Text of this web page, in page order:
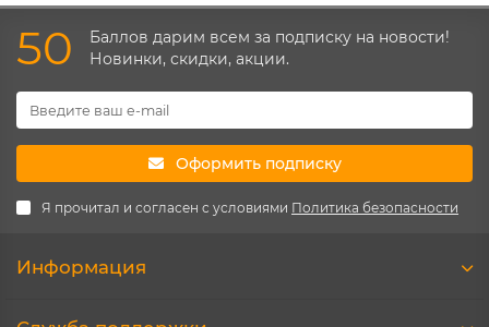
50
Баллов дарим всем за подписку на новости!
Новинки, скидки, акции.
Оформить подписку
Я прочитал и согласен с условиями Политика безопасности
Информация